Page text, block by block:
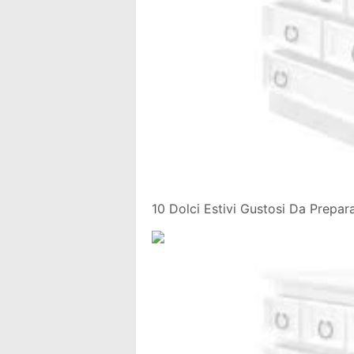
10 Dolci Estivi Gustosi Da